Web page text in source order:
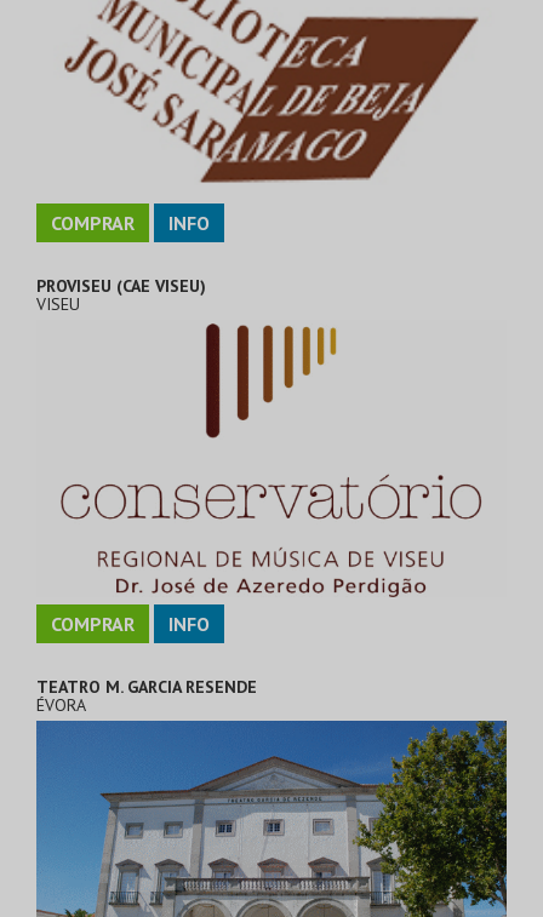
COMPRAR INFO
PROVISEU (CAE VISEU)
VISEU
COMPRAR INFO
TEATRO M. GARCIA RESENDE
ÉVORA